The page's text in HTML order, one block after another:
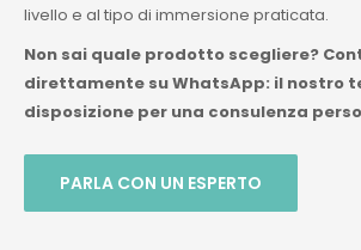
livello e al tipo di immersione praticata.
Non sai quale prodotto scegliere?
direttamente su WhatsApp: il nostro
disposizione per una consulenza
PARLA CON UN ESPERTO